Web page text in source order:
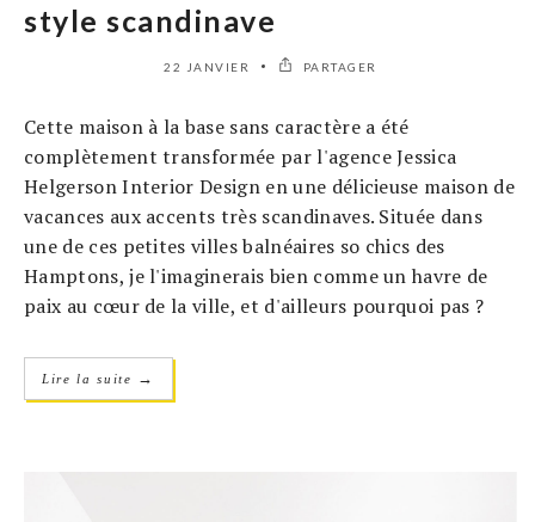
style scandinave
22 JANVIER PARTAGER
Cette maison à la base sans caractère a été
complètement transformée par l'agence Jessica
Helgerson Interior Design en une délicieuse maison de
vacances aux accents très scandinaves. Située dans
une de ces petites villes balnéaires so chics des
Hamptons, je l'imaginerais bien comme un havre de
paix au cœur de la ville, et d'ailleurs pourquoi pas ?
Lire la suite →